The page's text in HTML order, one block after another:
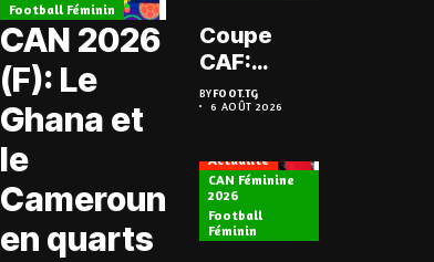
Football Féminin
CAN 2026
(F): Le
Ghana et
le
Cameroun
en quarts
Coupe
CAF:
L’ASKO du
Togo face
du Niger
BYFOOT.TG
6 AOÛT 2026
Actualité
CAN Féminine
2026
Football
Féminin